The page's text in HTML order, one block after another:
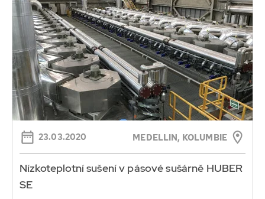
23.03.2020 MEDELLIN, KOLUMBIE
Nízkoteplotní sušení v pásové sušárně HUBER
SE